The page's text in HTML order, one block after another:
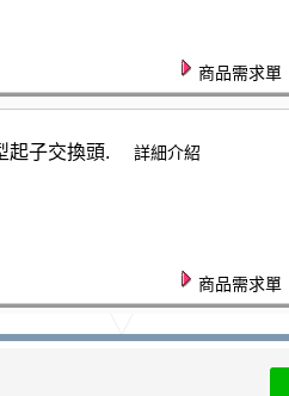
商品需求單
起子交換頭. 詳細介紹
商品需求單